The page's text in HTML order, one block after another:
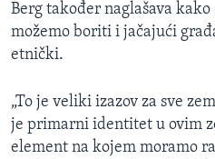
Berg također naglašava
možemo boriti i jačajući
etnički.
„To je veliki izazov za sve
je primarni identitet u ovim
element na kojem moramo